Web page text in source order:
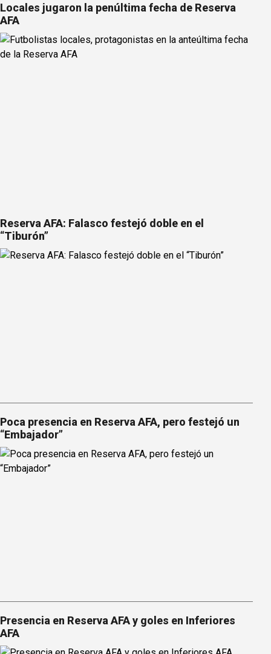
Locales jugaron la penúltima fecha de Reserva
AFA
Reserva AFA: Falasco festejó doble en el
“Tiburón”
Poca presencia en Reserva AFA, pero festejó un
“Embajador”
Presencia en Reserva AFA y goles en Inferiores
AFA